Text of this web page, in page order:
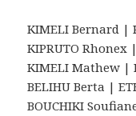
KIMELI Bernard |
KIPRUTO Rhonex
KIMELI Mathew |
BELIHU Berta |
BOUCHIKI